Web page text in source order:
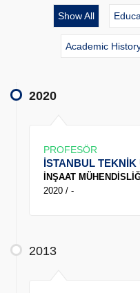
Show All
Academic
2020
PROFESÖR
İSTANBUL TEKNİK
İNŞAAT
2020 / -
2013